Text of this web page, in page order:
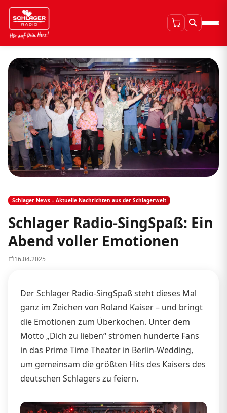
Schlager News – Aktuelle Nachrichten aus der Schlagerwelt
Schlager Radio-SingSpaß: Ein
Abend voller Emotionen
16.04.2025
Der Schlager Radio-SingSpaß steht dieses Mal
ganz im Zeichen von Roland Kaiser – und bringt
die Emotionen zum Überkochen. Unter dem
Motto „Dich zu lieben“ strömen hunderte Fans
in das Prime Time Theater in Berlin-Wedding,
um gemeinsam die größten Hits des Kaisers des
deutschen Schlagers zu feiern.